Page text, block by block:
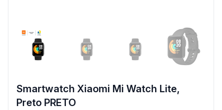
Smartwatch Xiaomi Mi Watch Lite,
Preto PRETO